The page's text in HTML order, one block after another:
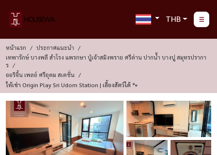
THB
หน้าแรก
ประกาศแนะนำ
เทพารักษ์ บางพลี สำโรง แพรกษา ปู่เจ้าสมิงพราย ศรีด่าน ปากน้ำ บางปู สมุทรปรากา
ร
ออริจิ้น เพลย์ ศรีอุดม สเตชั่น
ให้เช่า Origin Play Sri Udom Station | เลี้ยงสัตว์ได้ 🐾